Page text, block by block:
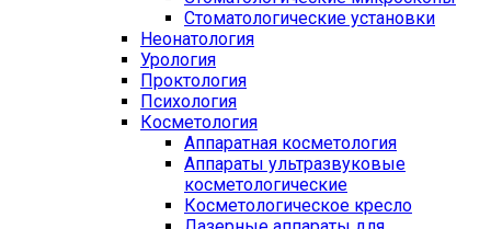
Стоматологические установки
Неонатология
Урология
Проктология
Психология
Косметология
Аппаратная косметология
Аппараты ультразвуковые
косметологические
Косметологическое кресло